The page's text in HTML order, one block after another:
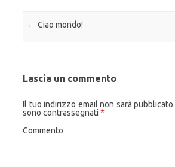
Navigazione articolo
← Ciao mondo!
Lascia un commento
Il tuo indirizzo email non sarà pubblicato.
sono contrassegnati *
Commento